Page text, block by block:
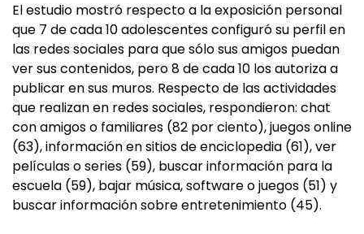
El estudio mostró respecto a la exposición personal
que 7 de cada 10 adolescentes configuró su perfil en
las redes sociales para que sólo sus amigos puedan
ver sus contenidos, pero 8 de cada 10 los autoriza a
publicar en sus muros. Respecto de las actividades
que realizan en redes sociales, respondieron: chat
con amigos o familiares (82 por ciento), juegos online
(63), información en sitios de enciclopedia (61), ver
películas o series (59), buscar información para la
escuela (59), bajar música, software o juegos (51) y
buscar información sobre entretenimiento (45).